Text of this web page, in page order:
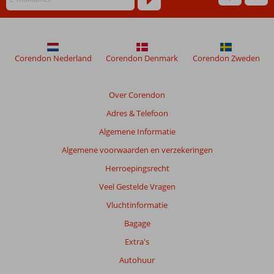
weergegeven
relevantie
Over Corendon
Adres & Telefoon
Algemene Informatie
Algemene voorwaarden en verzekeringen
Herroepingsrecht
Veel Gestelde Vragen
Vluchtinformatie
Bagage
Extra's
Autohuur
Corendon Nederland Corendon Denmark Corendon Zweden